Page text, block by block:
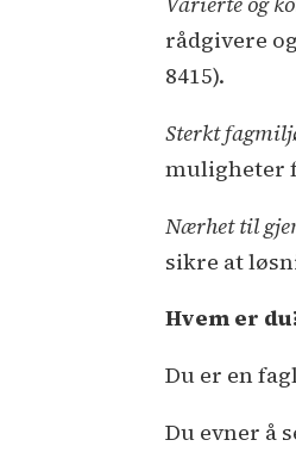
rådgivere
8415).
Sterkt
muligheter
Nærhet til
sikre at
Hvem er
Du er en
Du evner å